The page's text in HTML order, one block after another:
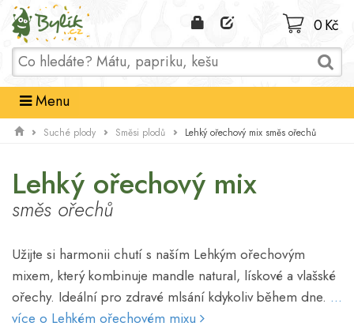
Domů
0 Kč
Menu
Suché plody Směsi plodů Lehký ořechový mix směs ořechů
Lehký ořechový mix
směs ořechů
Užijte si harmonii chutí s naším Lehkým ořechovým
mixem, který kombinuje mandle natural, lískové a vlašské
ořechy. Ideální pro zdravé mlsání kdykoliv během dne. ...
více o Lehkém ořechovém mixu